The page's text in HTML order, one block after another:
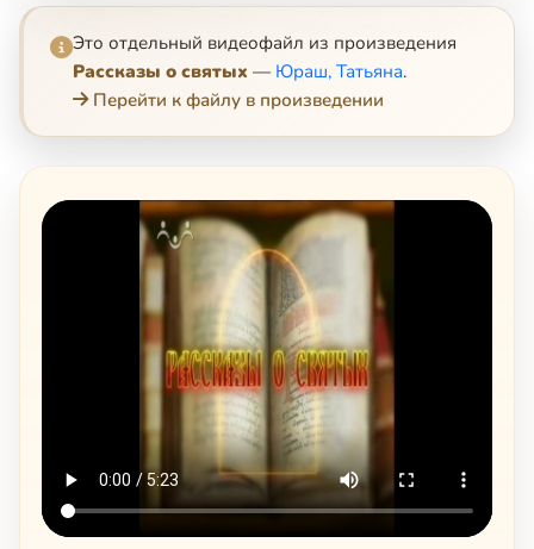
Это отдельный видеофайл из произведения
Рассказы о святых — Юраш, Татьяна.
Перейти к файлу в произведении